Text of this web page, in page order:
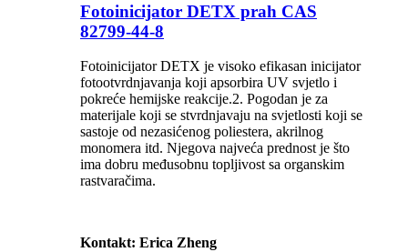
Fotoinicijator DETX prah CAS
82799-44-8
Fotoinicijator DETX je visoko efikasan inicijator
fotootvrdnjavanja koji apsorbira UV svjetlo i
pokreće hemijske reakcije.2. Pogodan je za
materijale koji se stvrdnjavaju na svjetlosti koji se
sastoje od nezasićenog poliestera, akrilnog
monomera itd. Njegova najveća prednost je što
ima dobru međusobnu topljivost sa organskim
rastvaračima.
Kontakt: Erica Zheng